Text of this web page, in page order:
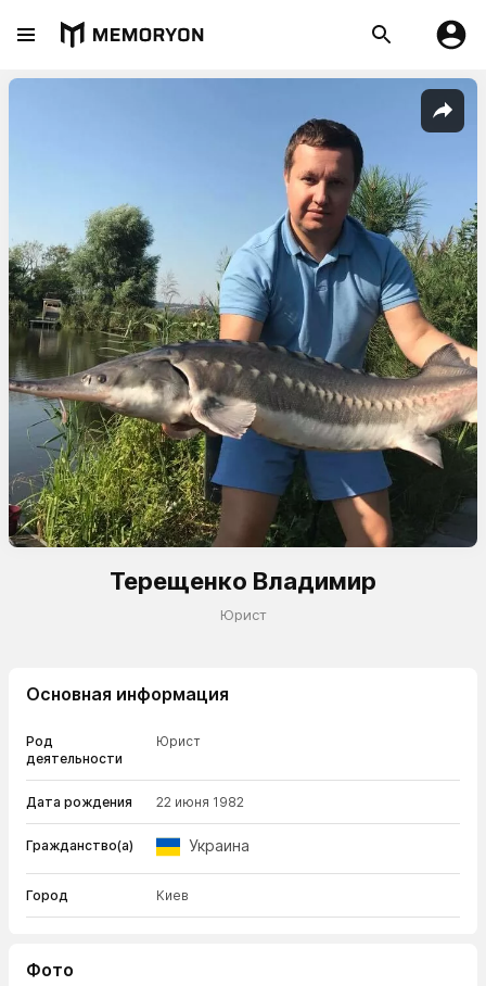
Терещенко Владимир
Юрист
Основная информация
Род
деятельности
Юрист
Дата рождения 22 июня 1982
Гражданство(а) Украина
Город Киев
Фото